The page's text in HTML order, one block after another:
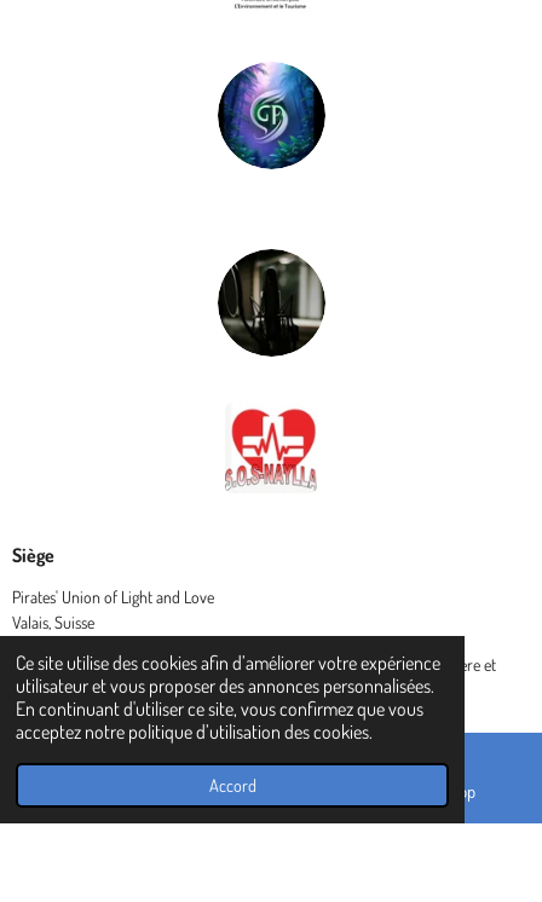
Ce site utilise des cookies afin d’améliorer votre expérience
utilisateur et vous proposer des annonces personnalisées.
En continuant d'utiliser ce site, vous confirmez que vous
acceptez notre politique d’utilisation des cookies.
Accord
Siège
Pirates' Union of Light and Love
Valais, Suisse
© 2024 Pirates' Union of Light and Love - L' Union des Pirates de lumière et
amour (P.U.L.L.)
TikTok WhatsApp